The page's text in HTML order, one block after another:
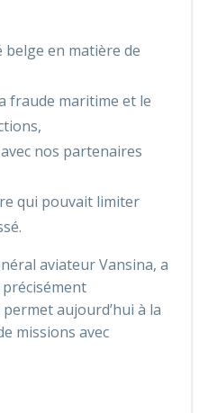
en matière de
fraude maritime et le
nos partenaires
qui pouvait limiter
aviateur Vansina, a
précisément
aujourd’hui à la
missions avec